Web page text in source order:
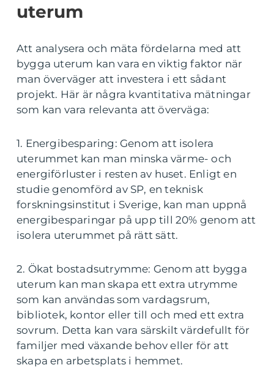
uterum
Att analysera och mäta fördelarna med att
bygga uterum kan vara en viktig faktor när
man överväger att investera i ett sådant
projekt. Här är några kvantitativa mätningar
som kan vara relevanta att överväga:
1. Energibesparing: Genom att isolera
uterummet kan man minska värme- och
energiförluster i resten av huset. Enligt en
studie genomförd av SP, en teknisk
forskningsinstitut i Sverige, kan man uppnå
energibesparingar på upp till 20% genom att
isolera uterummet på rätt sätt.
2. Ökat bostadsutrymme: Genom att bygga
uterum kan man skapa ett extra utrymme
som kan användas som vardagsrum,
bibliotek, kontor eller till och med ett extra
sovrum. Detta kan vara särskilt värdefullt för
familjer med växande behov eller för att
skapa en arbetsplats i hemmet.